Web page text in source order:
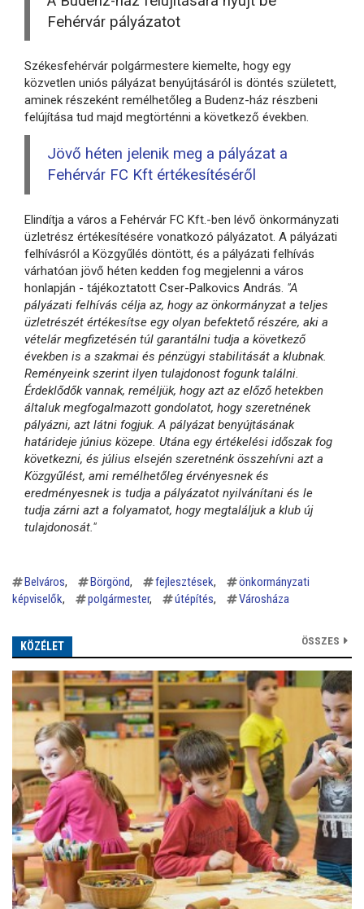
Fehérvár pályázatot
Székesfehérvár polgármestere kiemelte, hogy egy
közvetlen uniós pályázat benyújtásáról is döntés született,
aminek részeként remélhetőleg a Budenz-ház részbeni
felújítása tud majd megtörténni a következő években.
Jövő héten jelenik meg a pályázat a
Fehérvár FC Kft értékesítéséről
Elindítja a város a Fehérvár FC Kft.-ben lévő önkormányzati
üzletrész értékesítésére vonatkozó pályázatot. A pályázati
felhívásról a Közgyűlés döntött, és a pályázati felhívás
várhatóan jövő héten kedden fog megjelenni a város
honlapján - tájékoztatott Cser-Palkovics András. "A
pályázati felhívás célja az, hogy az önkormányzat a teljes
üzletrészét értékesítse egy olyan befektető részére, aki a
vételár megfizetésén túl garantálni tudja a következő
években is a szakmai és pénzügyi stabilitását a klubnak.
Reményeink szerint ilyen tulajdonost fogunk találni.
Érdeklődők vannak, reméljük, hogy azt az előző hetekben
általuk megfogalmazott gondolatot, hogy szeretnének
pályázni, azt látni fogjuk. A pályázat benyújtásának
határideje június közepe. Utána egy értékelési időszak fog
következni, és július elsején szeretnénk összehívni azt a
Közgyűlést, ami remélhetőleg érvényesnek és
eredményesnek is tudja a pályázatot nyilvánítani és le
tudja zárni azt a folyamatot, hogy megtaláljuk a klub új
tulajdonosát."
Belváros Börgönd fejlesztések
önkormányzati
képviselők
polgármester útépítés Városháza
KÖZÉLET ÖSSZES